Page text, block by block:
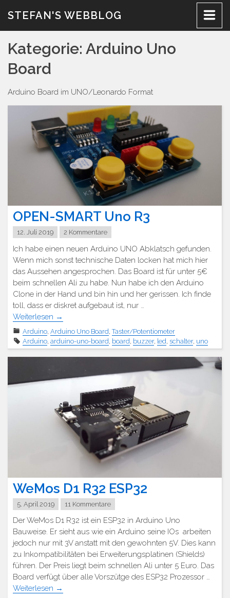
InhaltSTEFAN'S WEBBLOG
Kategorie: Arduino Uno
Board
Arduino Board im UNO/Leonardo Format
OPEN-SMART Uno R3
12. Juli 2019 2 Kommentare
Ich habe einen neuen Arduino UNO Abklatsch gefunden.
Wenn mich sonst technische Daten locken hat mich hier
das Aussehen angesprochen. Das Board ist für unter 5€
beim schnellen Ali zu habe. Nun habe ich den Arduino
Clone in der Hand und bin hin und her gerissen. Ich finde
toll, dass er diskret aufgebaut ist, nur …
Weiterlesen →
Arduino, Arduino Uno Board,Taster/Potentiometer
Arduino, arduino-uno-board, board, buzzer, led, schalter, uno
WeMos D1 R32 ESP32
5. April 2019 11 Kommentare
Der WeMos D1 R32 ist ein ESP32 in Arduino Uno
Bauweise. Er sieht aus wie ein Arduino seine IOs arbeiten
jedoch nur mit 3V anstatt mit den gewohnten 5V. Dies kann
zu Inkompatibilitäten bei Erweiterungsplatinen (Shields)
führen. Der Preis liegt beim schnellen Ali unter 5 Euro. Das
Board verfügt über alle Vorszütge des ESP32 Prozessor …
Weiterlesen →